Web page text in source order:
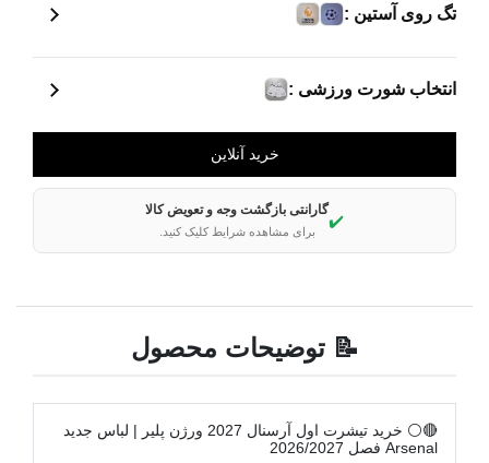
تگ روی آستین :
انتخاب شورت ورزشی :
✔️
گارانتی بازگشت وجه و تعویض کالا
برای مشاهده شرایط کلیک کنید.
📝 توضیحات محصول
🔴⚪ خرید تیشرت اول آرسنال 2027 ورژن پلیر | لباس جدید
Arsenal فصل 2026/2027